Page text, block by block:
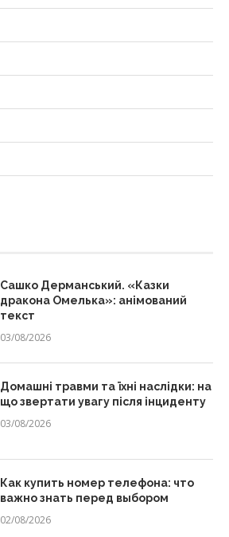
Сашко Дерманський. «Казки
дракона Омелька»: анімований
текст
03/08/2026
Домашні травми та їхні наслідки: на
що звертати увагу після інциденту
03/08/2026
Как купить номер телефона: что
важно знать перед выбором
02/08/2026